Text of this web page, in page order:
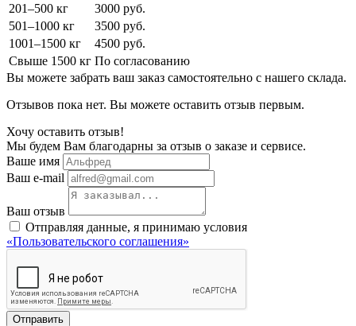
201–500 кг
3000 руб.
501–1000 кг
3500 руб.
1001–1500 кг
4500 руб.
Свыше 1500 кг По согласованию
Вы можете забрать ваш заказ самостоятельно с нашего склада.
Отзывов пока нет. Вы можете оставить отзыв первым.
Хочу оставить отзыв!
Мы будем Вам благодарны за отзыв о заказе и сервисе.
Ваше имя
Ваш e-mail
Ваш отзыв
Отправляя данные, я принимаю условия
«Пользовательского соглашения»
Отправить